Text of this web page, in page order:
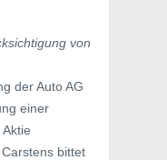
von
der Auto AG
einer
bittet